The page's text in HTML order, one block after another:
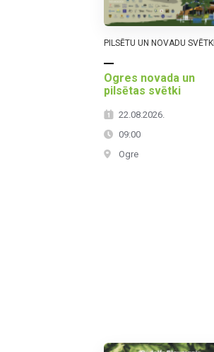
PILSĒTU UN NOVADU SVĒTKI
Ogres novada un
pilsētas svētki
22.08.2026.
09:00
Ogre